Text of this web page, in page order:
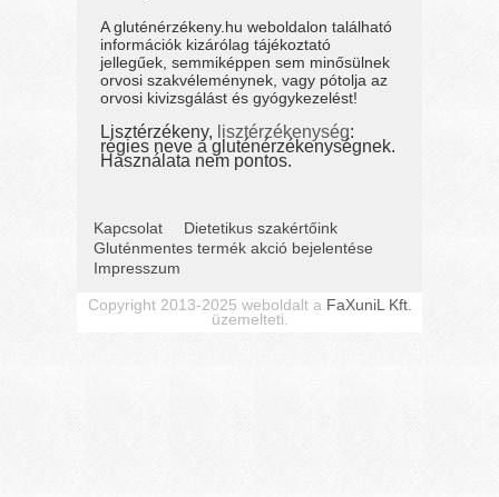
A gluténérzékeny.hu weboldalon található
információk kizárólag tájékoztató
jellegűek, semmiképpen sem minősülnek
orvosi szakvéleménynek, vagy pótolja az
orvosi kivizsgálást és gyógykezelést!
Lisztérzékeny, lisztérzékenység:
régies neve a gluténérzékenységnek.
Használata nem pontos.
Kapcsolat
Dietetikus szakértőink
Gluténmentes termék akció bejelentése
Impresszum
Copyright 2013-2025 weboldalt a FaXuniL Kft.
üzemelteti.